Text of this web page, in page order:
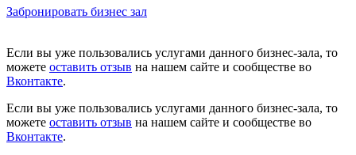
Забронировать бизнес зал
Если вы уже пользовались услугами данного бизнес-зала, то
можете оставить отзыв на нашем сайте и сообществе во
Вконтакте.
Если вы уже пользовались услугами данного бизнес-зала, то
можете оставить отзыв на нашем сайте и сообществе во
Вконтакте.